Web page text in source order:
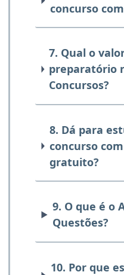
concurso
7. Qual o
preparatório
Concursos?
8. Dá para
concurso
gratuito?
9. O que é o
Questões?
10. Por que